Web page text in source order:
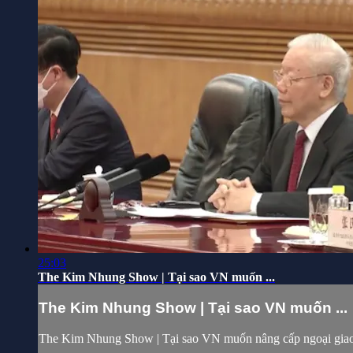
25:03
The Kim Nhung Show | Tại sao VN muốn ...
The Kim Nhung Show | Tại sao VN muốn ...
The Kim Nhung Show | Tại sao VN muốn nâng cấp ngoại